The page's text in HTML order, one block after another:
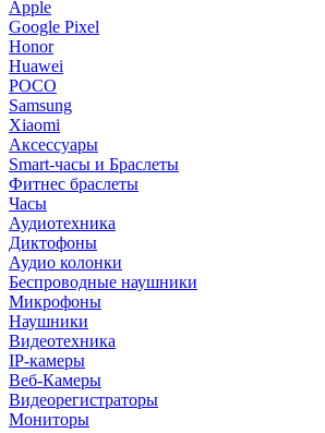
Apple
Google Pixel
Honor
Huawei
POCO
Samsung
Xiaomi
Аксессуары
Smart-часы и Браслеты
Фитнес браслеты
Часы
Аудиотехника
Диктофоны
Аудио колонки
Беспроводные наушники
Микрофоны
Наушники
Видеотехника
IP-камеры
Веб-Камеры
Видеорегистраторы
Мониторы